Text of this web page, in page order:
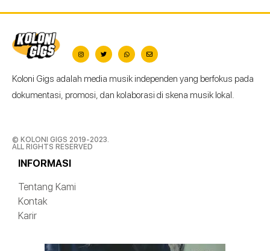
Koloni Gigs adalah media musik independen yang berfokus pada
dokumentasi, promosi, dan kolaborasi di skena musik lokal.
© KOLONI GIGS 2019-2023.
ALL RIGHTS RESERVED
INFORMASI
Tentang Kami
Kontak
Karir